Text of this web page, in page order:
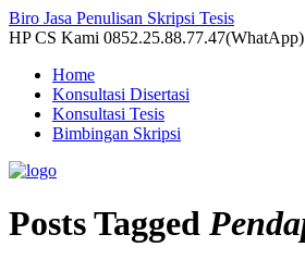
Biro Jasa Penulisan Skripsi Tesis
HP CS Kami
Home
Konsultasi Disertasi
Konsultasi Tesis
Bimbingan Skripsi
Posts Tagged